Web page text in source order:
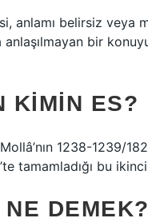
anlamı belirsiz
bir
KIMIN ES?
1238-1239/
tamamladığı bu
DEMEK?